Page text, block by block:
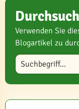
Verwenden Sie
Blogartikel zu
Blog durchsuchen